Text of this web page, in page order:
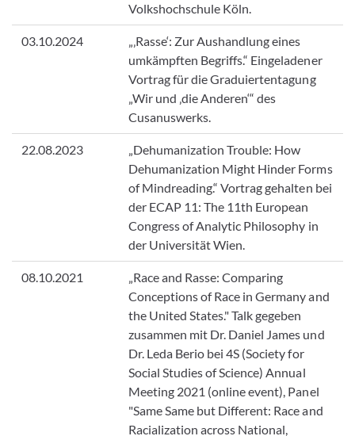
Volkshochschule Köln.
03.10.2024
„‚Rasse‘: Zur Aushandlung eines
umkämpften Begriffs.“ Eingeladener
Vortrag für die Graduiertentagung
„Wir und ‚die Anderen‘“ des
Cusanuswerks.
22.08.2023
„Dehumanization Trouble: How
Dehumanization Might Hinder Forms
of Mindreading.“ Vortrag gehalten bei
der ECAP 11: The 11th European
Congress of Analytic Philosophy in
der Universität Wien.
08.10.2021
„Race and Rasse: Comparing
Conceptions of Race in Germany and
the United States." Talk gegeben
zusammen mit Dr. Daniel James und
Dr. Leda Berio bei 4S (Society for
Social Studies of Science) Annual
Meeting 2021 (online event), Panel
"Same Same but Different: Race and
Racialization across National,